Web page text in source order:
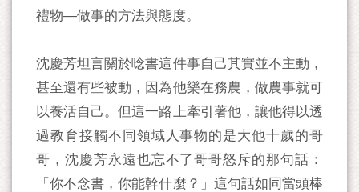
禮物—做事的方法與態度。
沈慶芳坦言關於唸書這件事自己其實並不主動，
甚至還有些被動，因為他樂在務農，做農事就可
以養活自己。但這一路上牽引著他，讓他得以透
過教育接觸不同領域人事物的是大他十歲的哥
哥，沈慶芳永遠也忘不了哥哥怒斥的那句話：
「你不念書，你能幹什麼？」這句話如同當頭棒